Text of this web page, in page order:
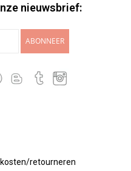
nieuwsbrief:
ABONNEER
retourneren